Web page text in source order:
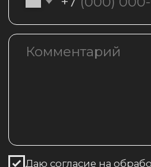
О нас
Доставка
Акции
ООО "ПрофМарин" © 2025